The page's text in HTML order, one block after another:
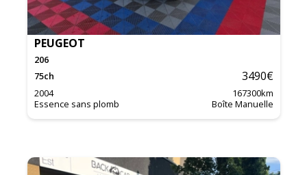
PEUGEOT
206
75ch 3490€
2004 167300km
Essence sans plomb
Boîte Manuelle